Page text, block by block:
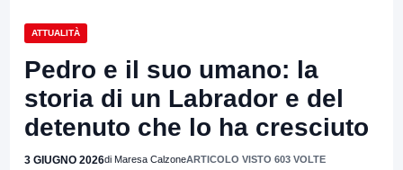
ATTUALITÀ
Pedro e il suo umano: la
storia di un Labrador e del
detenuto che lo ha cresciuto
3 GIUGNO 2026di Maresa CalzoneARTICOLO VISTO 603 VOLTE